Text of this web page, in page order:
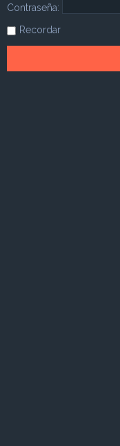
Contraseña:
Recordar